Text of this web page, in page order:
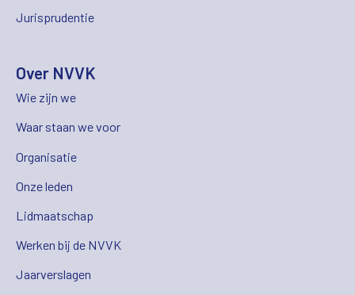
Jurisprudentie
Over NVVK
Wie zijn we
Waar staan we voor
Organisatie
Onze leden
Lidmaatschap
Werken bij de NVVK
Jaarverslagen